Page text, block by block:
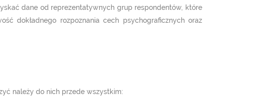
dane od reprezentatywnych grup respondentów, które
dokładnego rozpoznania cech psychograficznych oraz
należy do nich przede wszystkim: